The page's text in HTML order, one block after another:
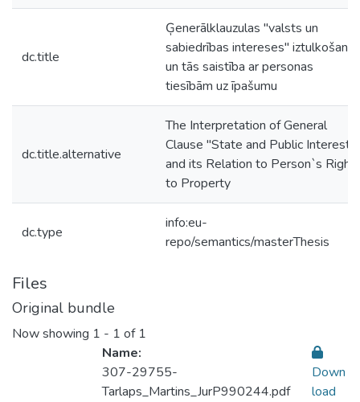
dc.title
Ģenerālklauzulas "valsts un
sabiedrības intereses" iztulkošana
un tās saistība ar personas
tiesībām uz īpašumu
dc.title.alternative
The Interpretation of General
Clause "State and Public Interest"
and its Relation to Person`s Right
to Property
dc.type
info:eu-
repo/semantics/masterThesis
Files
Original bundle
Now showing 1 - 1 of 1
Name:
307-29755-
Tarlaps_Martins_JurP990244.pdf
Down
load